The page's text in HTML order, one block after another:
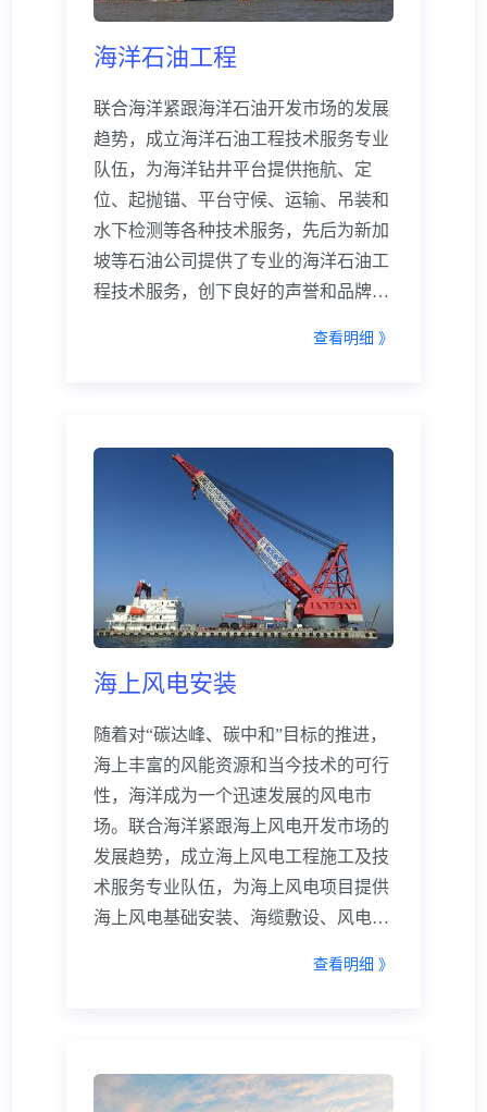
海洋石油工程
联合海洋紧跟海洋石油开发市场的发展
趋势，成立海洋石油工程技术服务专业
队伍，为海洋钻井平台提供拖航、定
位、起抛锚、平台守候、运输、吊装和
水下检测等各种技术服务，先后为新加
坡等石油公司提供了专业的海洋石油工
程技术服务，创下良好的声誉和品牌效
查看明细 》
海上风电安装
随着对“碳达峰、碳中和”目标的推进，
海上丰富的风能资源和当今技术的可行
性，海洋成为一个迅速发展的风电市
场。联合海洋紧跟海上风电开发市场的
发展趋势，成立海上风电工程施工及技
术服务专业队伍，为海上风电项目提供
海上风电基础安装、海缆敷设、风电运
下良好的声誉和品牌效应。
查看明细 》